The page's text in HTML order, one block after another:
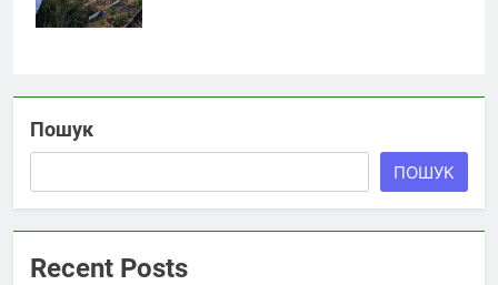
Пошук
ПОШУК
Recent Posts